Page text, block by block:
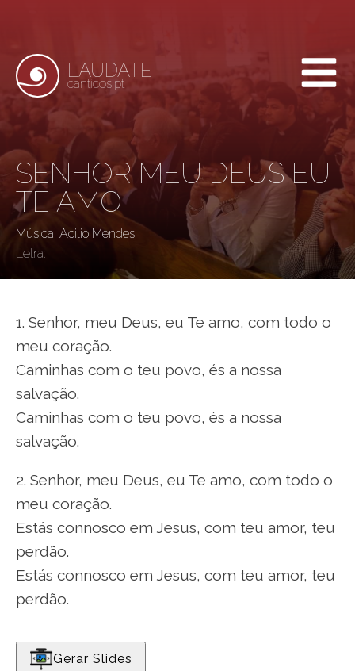
LAUDATE
canticos.pt
SENHOR MEU DEUS EU
TE AMO
Música: Acilio Mendes
Letra:
1. Senhor, meu Deus, eu Te amo, com todo o
meu coração.
Caminhas com o teu povo, és a nossa
salvação.
Caminhas com o teu povo, és a nossa
salvação.
2. Senhor, meu Deus, eu Te amo, com todo o
meu coração.
Estás connosco em Jesus, com teu amor, teu
perdão.
Estás connosco em Jesus, com teu amor, teu
perdão.
Gerar Slides